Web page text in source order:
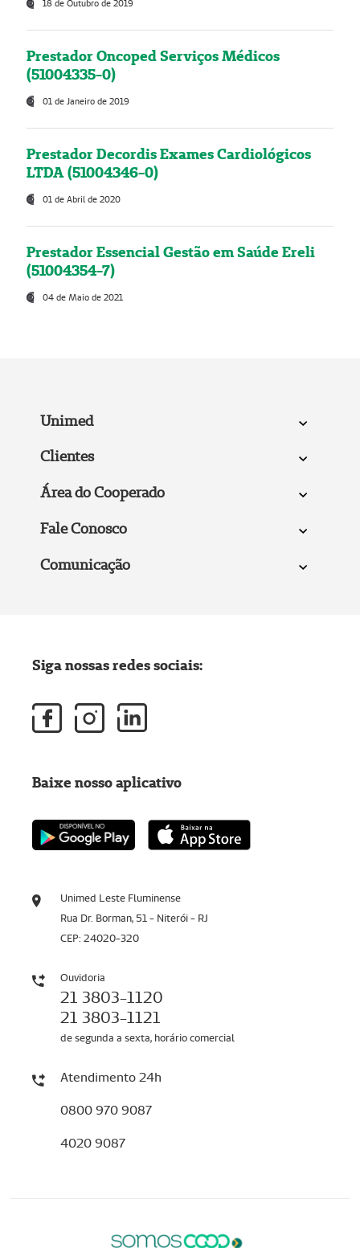
18 de Outubro de 2019
Prestador Oncoped Serviços Médicos
(51004335-0)
01 de Janeiro de 2019
Prestador Decordis Exames Cardiológicos
LTDA (51004346-0)
01 de Abril de 2020
Prestador Essencial Gestão em Saúde Ereli
(51004354-7)
04 de Maio de 2021
Unimed
Clientes
Área do Cooperado
Fale Conosco
Comunicação
Unimed Leste Fluminense
Rua Dr. Borman, 51 - Niterói - RJ
CEP: 24020-320
Ouvidoria
21 3803-1120
21 3803-1121
de segunda a sexta, horário comercial
Atendimento 24h
0800 970 9087
4020 9087
Siga nossas redes sociais:
Baixe nosso aplicativo